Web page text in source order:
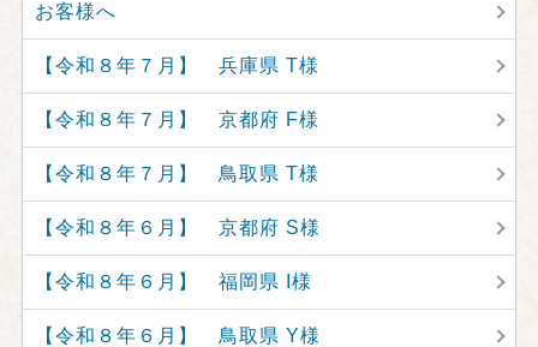
お客様へ
【令和８年７月】 兵庫県 T様
【令和８年７月】 京都府 F様
【令和８年７月】 鳥取県 T様
【令和８年６月】 京都府 S様
【令和８年６月】 福岡県 I様
【令和８年６月】 鳥取県 Y様